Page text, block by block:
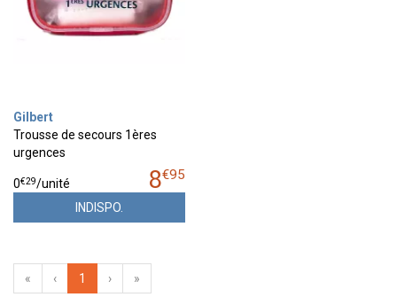
Gilbert
Trousse de secours 1ères
urgences
8€95
0€29/unité
INDISPO.
« ‹ 1 › »